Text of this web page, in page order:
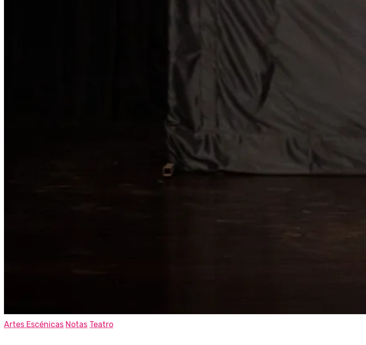
Artes Escénicas Notas Teatro